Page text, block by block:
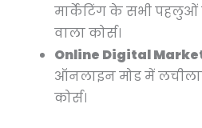
मार्केटिंग के सभी पहलुओं
वाला कोर्स।
Online Digital
ऑनलाइन मोड में
कोर्स।